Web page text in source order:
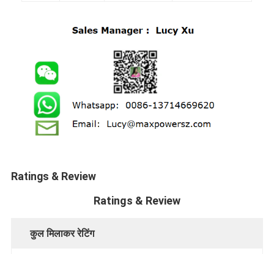
Ratings & Review
Ratings & Review
कुल मिलाकर रेटिंग